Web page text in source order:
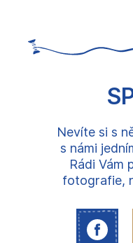
Nevíte si s
s námi
Rádi Vám
fotografie,